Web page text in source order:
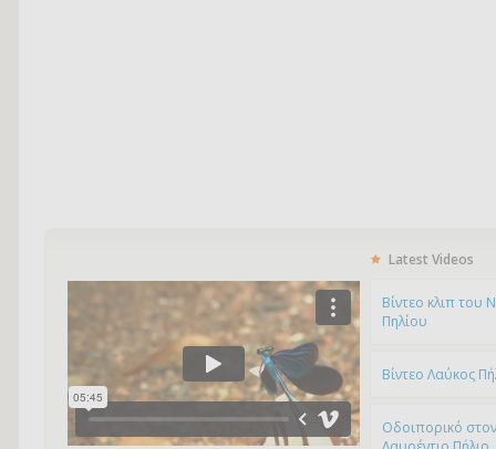
Latest Videos
Bίντεο κλιπ του
Πηλίου
Βίντεο Λαύκος
Οδοιπορικό